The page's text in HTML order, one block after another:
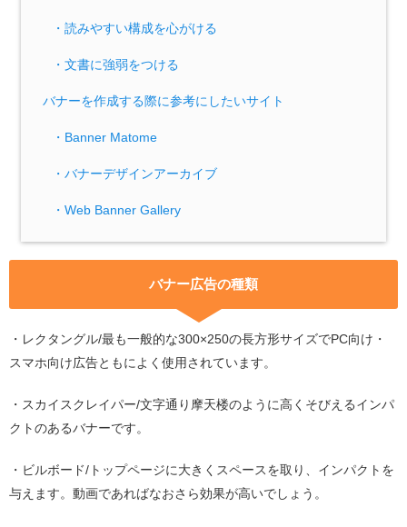
・読みやすい構成を心がける
・文書に強弱をつける
バナーを作成する際に参考にしたいサイト
・Banner Matome
・バナーデザインアーカイブ
・Web Banner Gallery
バナー広告の種類
・レクタングル/最も一般的な300×250の長方形サイズでPC向け・
スマホ向け広告ともによく使用されています。
・スカイスクレイパー/文字通り摩天楼のように高くそびえるインパ
クトのあるバナーです。
・ビルボード/トップページに大きくスペースを取り、インパクトを
与えます。動画であればなおさら効果が高いでしょう。